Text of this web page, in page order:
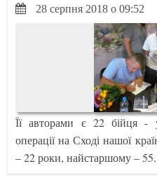
28 серпня 2018 о 09:52
Її авторами є 22 бійця -
операції на Сході нашої
– 22 роки, найстаршому – 55.